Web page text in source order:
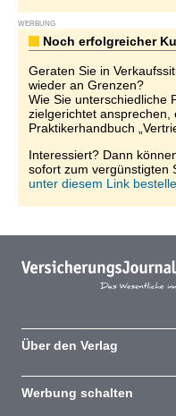
WERBUNG
Noch erfolgreicher
Geraten Sie in
wieder an Grenzen?
Wie Sie unterschiedliche
zielgerichtet ansprechen,
Praktikerhandbuch
Interessiert? Dann
sofort zum vergünstigten
unter diesem Link
Über den Verlag
Werbung schalten